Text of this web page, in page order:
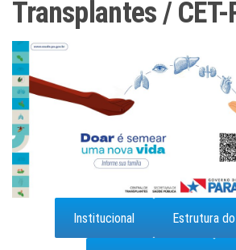
Transplantes / CET-
Institucional Estrutura